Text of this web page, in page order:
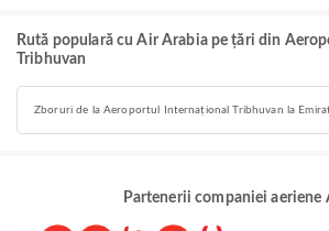
Rută populară cu Air Arabia pe țări din
Tribhuvan
Zboruri de la Aeroportul Internațional Tribhuvan la
Partenerii companiei aeriene